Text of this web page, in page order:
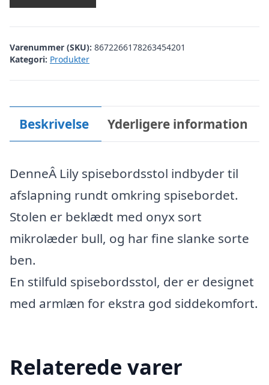
Varenummer (SKU): 8672266178263454201
Kategori: Produkter
Beskrivelse Yderligere information
DenneÂ Lily spisebordsstol indbyder til
afslapning rundt omkring spisebordet.
Stolen er beklædt med onyx sort
mikrolæder bull, og har fine slanke sorte
ben.
En stilfuld spisebordsstol, der er designet
med armlæn for ekstra god siddekomfort.
Relaterede varer